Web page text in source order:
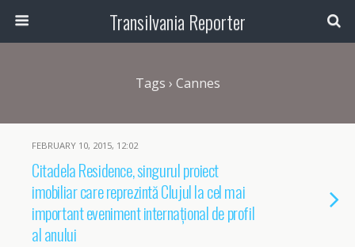
Transilvania Reporter
Tags › Cannes
FEBRUARY 10, 2015, 12:02
Citadela Residence, singurul proiect
imobiliar care reprezintă Clujul la cel mai
important eveniment internațional de profil
al anului